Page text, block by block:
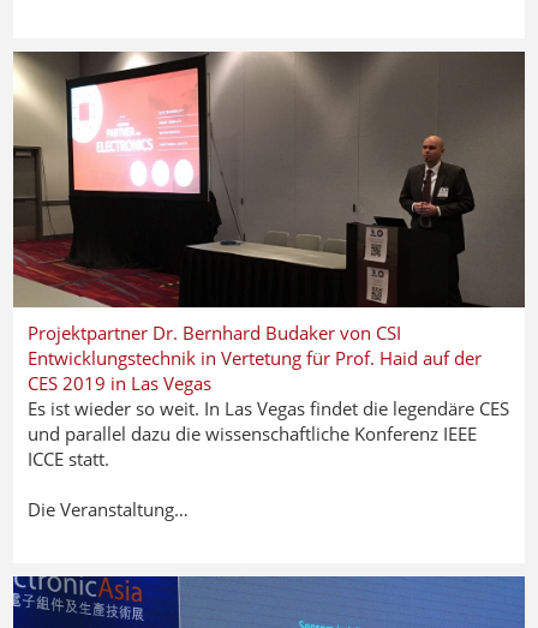
Projektpartner Dr. Bernhard Budaker von CSI
Entwicklungstechnik in Vertetung für Prof. Haid auf der
CES 2019 in Las Vegas
Es ist wieder so weit. In Las Vegas findet die legendäre CES
und parallel dazu die wissenschaftliche Konferenz IEEE
ICCE statt.
Die Veranstaltung…